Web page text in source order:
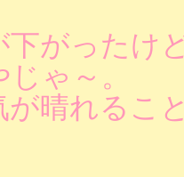
下がったけ
ゃ～。
が晴れるこ